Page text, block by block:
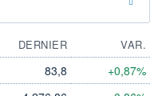
DERNIER
VAR.
83,8 +0,87%